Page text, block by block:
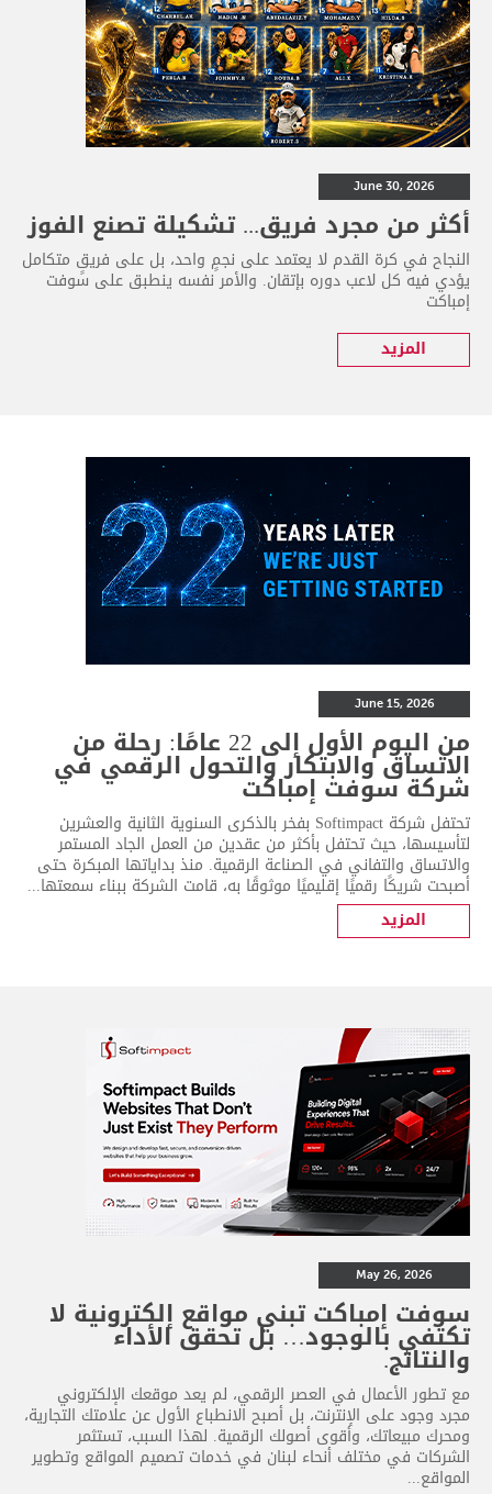
June 30, 2026
أكثر من مجرد فريق... تشكيلة تصنع الفوز
النجاح في كرة القدم لا يعتمد على نجمٍ واحد، بل على فريقٍ متكامل
يؤدي فيه كل لاعب دوره بإتقان. والأمر نفسه ينطبق على سوفت
إمباكت
المزيد
June 15, 2026
من اليوم الأول إلى 22 عامًا: رحلة من
الاتساق والابتكار والتحول الرقمي في
شركة سوفت إمباكت
تحتفل شركة Softimpact بفخر بالذكرى السنوية الثانية والعشرين
لتأسيسها، حيث تحتفل بأكثر من عقدين من العمل الجاد المستمر
والاتساق والتفاني في الصناعة الرقمية. منذ بداياتها المبكرة حتى
أصبحت شريكًا رقميًا إقليميًا موثوقًا به، قامت الشركة ببناء سمعتها...
المزيد
May 26, 2026
سوفت إمباكت تبني مواقع إلكترونية لا
تكتفي بالوجود… بل تحقق الأداء
والنتائج.
مع تطور الأعمال في العصر الرقمي، لم يعد موقعك الإلكتروني
مجرد وجود على الإنترنت، بل أصبح الانطباع الأول عن علامتك التجارية،
ومحرك مبيعاتك، وأقوى أصولك الرقمية. لهذا السبب، تستثمر
الشركات في مختلف أنحاء لبنان في خدمات تصميم المواقع وتطوير
المواقع...